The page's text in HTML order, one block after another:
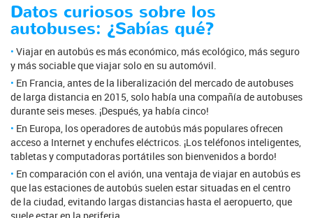
Datos curiosos sobre los
autobuses: ¿Sabías qué?
Viajar en autobús es más económico, más ecológico, más seguro
y más sociable que viajar solo en su automóvil.
En Francia, antes de la liberalización del mercado de autobuses
de larga distancia en 2015, solo había una compañía de autobuses
durante seis meses. ¡Después, ya había cinco!
En Europa, los operadores de autobús más populares ofrecen
acceso a Internet y enchufes eléctricos. ¡Los teléfonos inteligentes,
tabletas y computadoras portátiles son bienvenidos a bordo!
En comparación con el avión, una ventaja de viajar en autobús es
que las estaciones de autobús suelen estar situadas en el centro
de la ciudad, evitando largas distancias hasta el aeropuerto, que